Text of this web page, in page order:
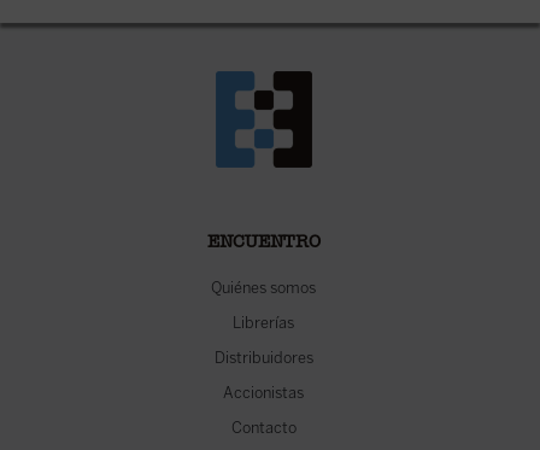
ENCUENTRO
Quiénes somos
Librerías
Distribuidores
Accionistas
Contacto